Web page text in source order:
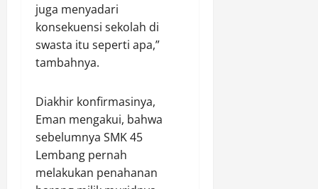
juga menyadari
konsekuensi sekolah di
swasta itu seperti apa,”
tambahnya.
Diakhir konfirmasinya,
Eman mengakui, bahwa
sebelumnya SMK 45
Lembang pernah
melakukan penahanan